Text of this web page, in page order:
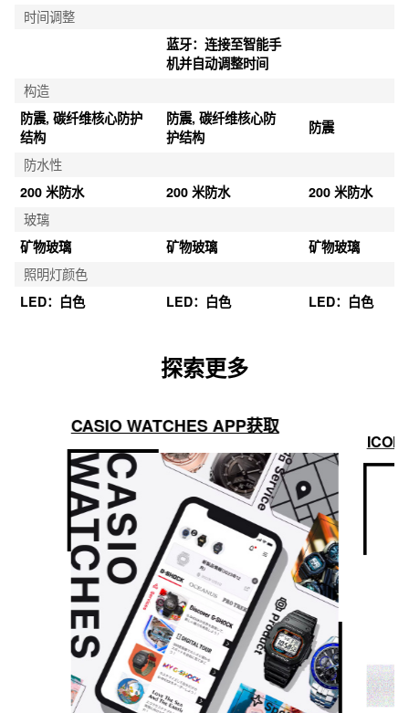
时间调整
蓝牙：连接至智能手
机并自动调整时间
构造
防震, 碳纤维核心防护
结构
防震, 碳纤维核心防
护结构
防震
防水性
200 米防水
200 米防水
200 米防水
玻璃
矿物玻璃
矿物玻璃
矿物玻璃
照明灯颜色
LED：白色
LED：白色 LED：白色
探索更多
CASIO WATCHES APP获取